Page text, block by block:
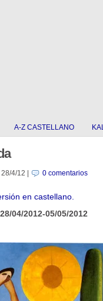
A-Z CASTELLANO
28/4/12 0 comentarios
en castellano.
04/2012-05/05/2012